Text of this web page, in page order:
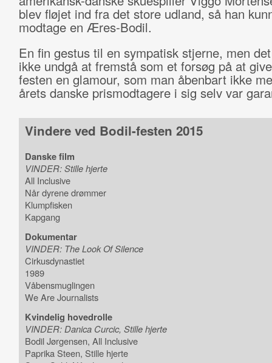
blev fløjet ind fra det store udland, så han
modtage en Æres-Bodil.
En fin gestus til en sympatisk stjerne, men
ikke undgå at fremstå som et forsøg på at
festen en glamour, som man åbenbart ikke
årets danske prismodtagere i sig selv var
Vindere ved Bodil-festen 2015
Danske film
VINDER: Stille hjerte
All Inclusive
Når dyrene drømmer
Klumpfisken
Kapgang
Dokumentar
VINDER: The Look Of Silence
Cirkusdynastiet
1989
Våbensmuglingen
We Are Journalists
Kvindelig hovedrolle
VINDER: Danica Curcic, Stille hjerte
Bodil Jørgensen, All Inclusive
Paprika Steen, Stille hjerte